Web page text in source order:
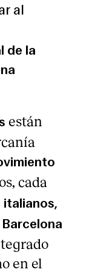
al
de la
están
cada
italianos,
en el